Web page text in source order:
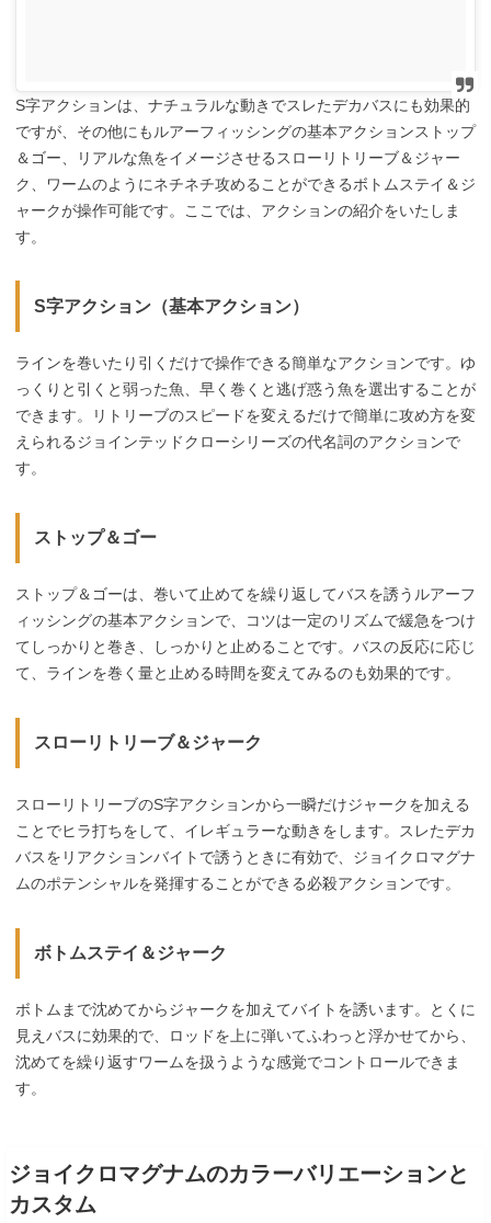
S字アクションは、ナチュラルな動きでスレたデカバスにも効果的
ですが、その他にもルアーフィッシングの基本アクションストップ
＆ゴー、リアルな魚をイメージさせるスローリトリーブ＆ジャー
ク、ワームのようにネチネチ攻めることができるボトムステイ＆ジ
ャークが操作可能です。ここでは、アクションの紹介をいたしま
す。
S字アクション（基本アクション）
ラインを巻いたり引くだけで操作できる簡単なアクションです。ゆ
っくりと引くと弱った魚、早く巻くと逃げ惑う魚を選出することが
できます。リトリーブのスピードを変えるだけで簡単に攻め方を変
えられるジョインテッドクローシリーズの代名詞のアクションで
す。
ストップ＆ゴー
ストップ＆ゴーは、巻いて止めてを繰り返してバスを誘うルアーフ
ィッシングの基本アクションで、コツは一定のリズムで緩急をつけ
てしっかりと巻き、しっかりと止めることです。バスの反応に応じ
て、ラインを巻く量と止める時間を変えてみるのも効果的です。
スローリトリーブ＆ジャーク
スローリトリーブのS字アクションから一瞬だけジャークを加える
ことでヒラ打ちをして、イレギュラーな動きをします。スレたデカ
バスをリアクションバイトで誘うときに有効で、ジョイクロマグナ
ムのポテンシャルを発揮することができる必殺アクションです。
ボトムステイ＆ジャーク
ボトムまで沈めてからジャークを加えてバイトを誘います。とくに
見えバスに効果的で、ロッドを上に弾いてふわっと浮かせてから、
沈めてを繰り返すワームを扱うような感覚でコントロールできま
す。
ジョイクロマグナムのカラーバリエーションと
カスタム